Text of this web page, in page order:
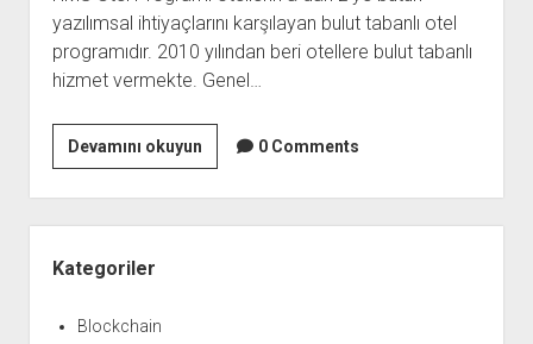
yazılımsal ihtiyaçlarını karşılayan bulut tabanlı otel
programıdır. 2010 yılından beri otellere bulut tabanlı
hizmet vermekte. Genel…
Devamını okuyunHMS
Otel
Programı
0 Comments
Menü
Kategoriler
Blockchain